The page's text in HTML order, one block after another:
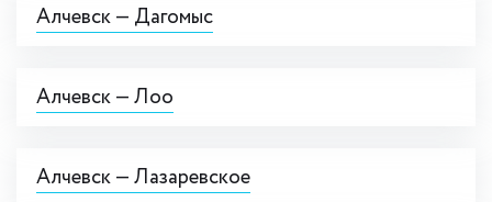
Алчевск — Дагомыс
Алчевск — Лоо
Алчевск — Лазаревское